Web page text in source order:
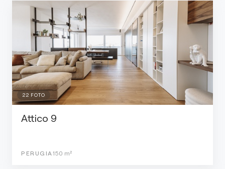
22 FOTO
Attico 9
PERUGIA 150 m²